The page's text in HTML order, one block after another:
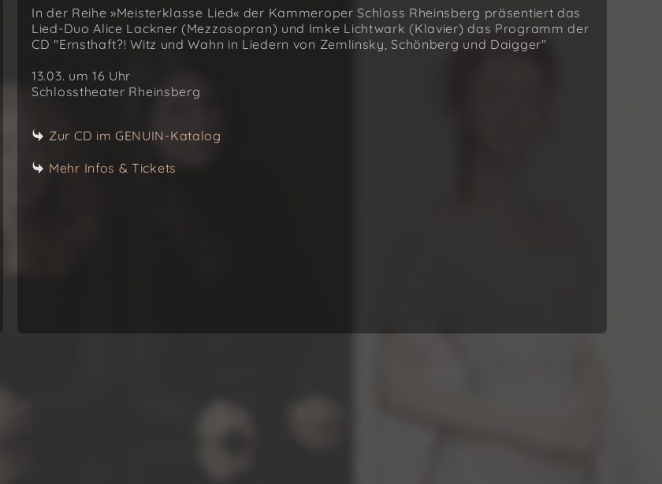
In der Reihe »Meisterklasse Lied« der Kammeroper Schloss Rheinsberg präsentiert das
Lied-Duo Alice Lackner (Mezzosopran) und Imke Lichtwark (Klavier) das Programm der
CD "Ernsthaft?! Witz und Wahn in Liedern von Zemlinsky, Schönberg und Daigger"
13.03. um 16 Uhr
Schlosstheater Rheinsberg
Zur CD im GENUIN-Katalog
Mehr Infos & Tickets